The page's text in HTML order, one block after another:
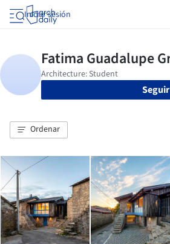
Iniciar sesión
Seguir
Ordenar